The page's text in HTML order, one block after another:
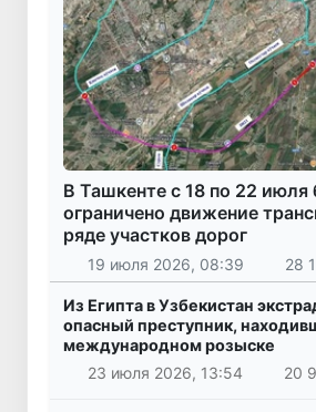
В Ташкенте с 18 по 22 июля
ограничено движение
ряде участков дорог
19 июля 2026, 08:39 28
Из Египта в Узбекистан
опасный преступник,
международном розыске
23 июля 2026, 13:54
20